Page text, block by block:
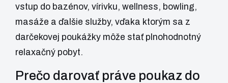
vstup do bazénov, vírivku, wellness, bowling,
masáže a ďalšie služby, vďaka ktorým sa z
darčekovej poukážky môže stať plnohodnotný
relaxačný pobyt.
Prečo darovať práve poukaz do